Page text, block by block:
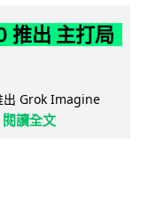
推出 主打局
出 Grok Imagine
閱讀全文